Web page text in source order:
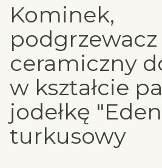
Kominek,
podgrzewacz
ceramiczny
w kształcie
jodełkę
turkusowy